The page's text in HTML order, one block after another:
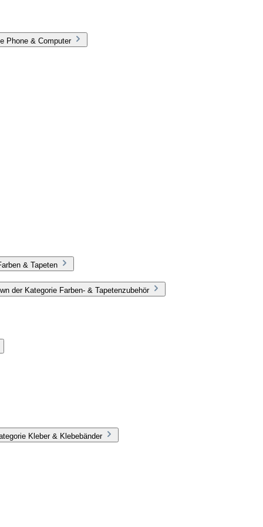
Phone & Computer
& Tapeten
der Kategorie Farben- & Tapetenzubehör
Kleber & Klebebänder